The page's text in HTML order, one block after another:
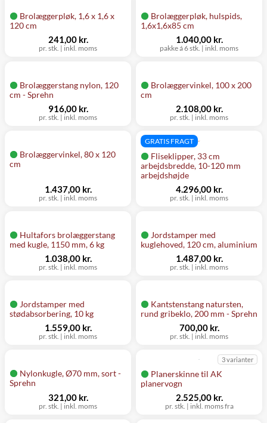
Brolæggerpløk, 1,6 x 1,6 x
120 cm
pr. stk. | inkl. moms
241,00 kr.
Brolæggerpløk, hulspids,
1,6x1,6x85 cm
pakke á 6 stk. | inkl. moms
1.040,00 kr.
Brolæggerstang nylon, 120
cm - Sprehn
pr. stk. | inkl. moms
916,00 kr.
Brolæggervinkel, 100 x 200
cm
pr. stk. | inkl. moms
2.108,00 kr.
Brolæggervinkel, 80 x 120
cm
pr. stk. | inkl. moms
1.437,00 kr.
Fliseklipper, 33 cm
arbejdsbredde, 10-120 mm
arbejdshøjde
GRATIS FRAGT
pr. stk. | inkl. moms
4.296,00 kr.
Hultafors brolæggerstang
med kugle, 1150 mm, 6 kg
pr. stk. | inkl. moms
1.038,00 kr.
Jordstamper med
kuglehoved, 120 cm, aluminium
pr. stk. | inkl. moms
1.487,00 kr.
Jordstamper med
stødabsorbering, 10 kg
pr. stk. | inkl. moms
1.559,00 kr.
Kantstenstang natursten,
rund gribeklo, 200 mm - Sprehn
pr. stk. | inkl. moms
700,00 kr.
Nylonkugle, Ø70 mm, sort -
Sprehn
pr. stk. | inkl. moms
321,00 kr.
Planerskinne til AK
planervogn
3 varianter
pr. stk. | inkl. moms fra
2.525,00 kr.